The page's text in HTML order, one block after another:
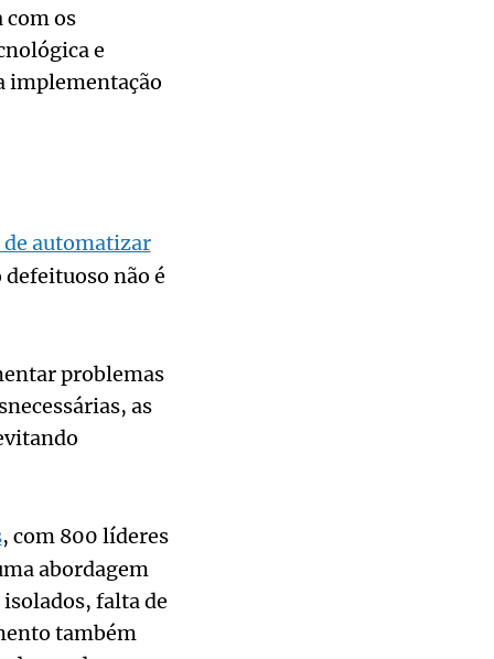
com os
e
implementação
de automatizar
não é
problemas
as
, com 800 líderes
abordagem
falta de
também